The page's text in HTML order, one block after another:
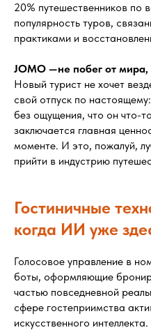
20% путешественников по
популярность туров,
практиками и
JOMO —не побег от
Новый турист не хочет
свой отпуск по
без ощущения, что он что-
заключается главная
моменте. И это, пожалуй,
прийти в индустрию
Гостиничные
когда ИИ уже
Голосовое управление в
боты, оформляющие
частью повседневной
сфере гостеприимства
искусственного интеллекта.